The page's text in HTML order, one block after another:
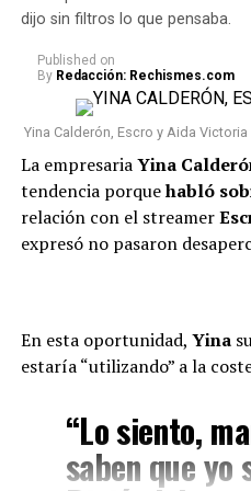
“Lo conocí
sido la historia
impactante de
pesar de
siempre estuvo
dicho.
(Recuerda dar clic en la
dijo sin filtros lo que pensaba.
Published on
By Redacción: Rechismes.com
Yina Calderón, Escro y Aida
La empresariaYina
tendencia porquehabló
relación con el streamer
expresó no pasaron
En esta oportunidad, Yina
estaría “utilizando” a la
“Lo siento,
saben que yo